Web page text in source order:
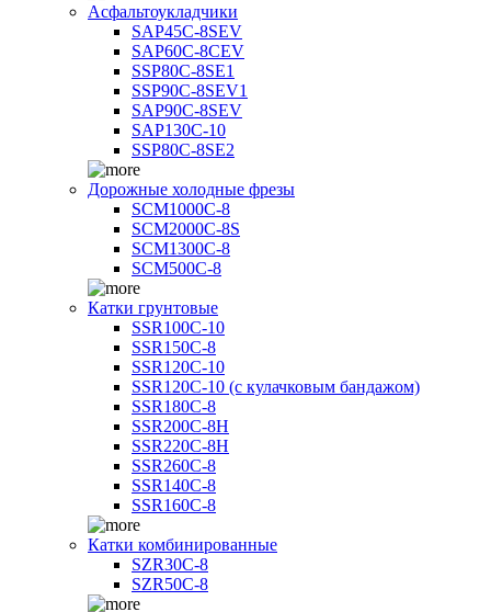
Асфальтоукладчики
SAP45С-8SEV
SAP60C-8CEV
SSP80C-8SE1
SSP90C-8SEV1
SAP90C-8SEV
SAP130C-10
SSP80C-8SE2
Дорожные холодные фрезы
SCM1000C-8
SCM2000C-8S
SCM1300C-8
SCM500C-8
Катки грунтовые
SSR100C-10
SSR150C-8
SSR120C-10
SSR120C-10 (с кулачковым бандажом)
SSR180C-8
SSR200C-8H
SSR220C-8H
SSR260C-8
SSR140C-8
SSR160C-8
Катки комбинированные
SZR30C-8
SZR50C-8